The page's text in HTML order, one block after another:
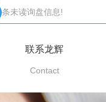
条未读询盘信息!
联系龙辉
Contact